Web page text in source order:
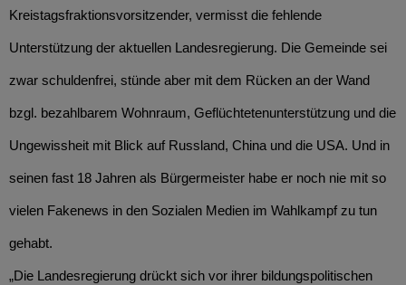
Kreistagsfraktionsvorsitzender, vermisst die fehlende
Unterstützung der aktuellen Landesregierung. Die Gemeinde sei
zwar schuldenfrei, stünde aber mit dem Rücken an der Wand
bzgl. bezahlbarem Wohnraum, Geflüchtetenunterstützung und die
Ungewissheit mit Blick auf Russland, China und die USA. Und in
seinen fast 18 Jahren als Bürgermeister habe er noch nie mit so
vielen Fakenews in den Sozialen Medien im Wahlkampf zu tun
gehabt.
„Die Landesregierung drückt sich vor ihrer bildungspolitischen